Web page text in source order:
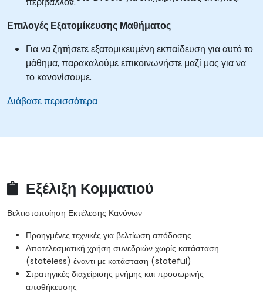
Επιλογές Εξατομίκευσης Μαθήματος
Για να ζητήσετε εξατομικευμένη εκπαίδευση για αυτό το
μάθημα, παρακαλούμε επικοινωνήστε μαζί μας για να
το κανονίσουμε.
Διάβασε περισσότερα
Εξέλιξη Κομματιού
Βελτιστοποίηση Εκτέλεσης Κανόνων
Προηγμένες τεχνικές για βελτίωση απόδοσης
Αποτελεσματική χρήση συνεδριών χωρίς κατάσταση
(stateless) έναντι με κατάσταση (stateful)
Στρατηγικές διαχείρισης μνήμης και προσωρινής
αποθήκευσης